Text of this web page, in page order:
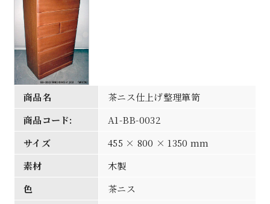
商品名
茶ニス仕上げ整理箪笥
商品コード:
A1-BB-0032
サイズ
455 × 800 × 1350 mm
素材
木製
色
茶ニス